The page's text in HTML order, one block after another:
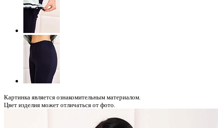
Картинка является ознакомительным материалом.
Цвет изделия может отличаться от фото.